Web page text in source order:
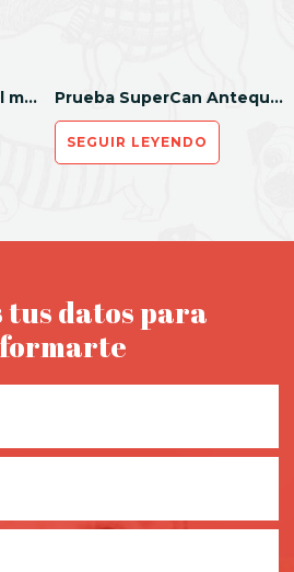
Técnicas de ring con el maestro Raúl Lison Prueba SuperCan Antequera
SEGUIR LEYENDO
tus datos para